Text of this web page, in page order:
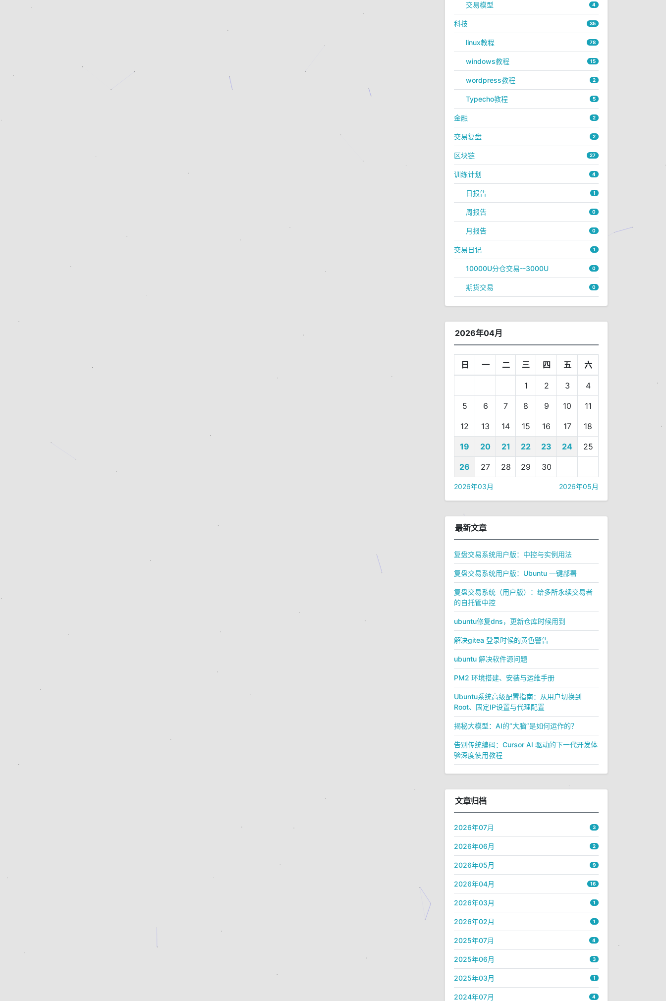
交易模型 4
科技 35
linux教程 78
windows教程 15
wordpress教程 2
Typecho教程 5
金融 2
交易复盘 2
区块链 27
训练计划 4
日报告 1
周报告 0
月报告 0
交易日记 1
10000U分仓交易--3000U 0
期货交易 0
2026年04月
日 一 二 三 四 五 六
1 2 3 4
5 6 7 8 9 10 11
12 13 14 15 16 17 18
19 20 21 22 23 24 25
26 27 28 29 30
2026年03月 2026年05月
最新文章
复盘交易系统用户版：中控与实例用法
复盘交易系统用户版：Ubuntu 一键部署
复盘交易系统（用户版）：给多所永续交易者
的自托管中控
ubuntu修复dns，更新仓库时候用到
解决gitea 登录时候的黄色警告
ubuntu 解决软件源问题
PM2 环境搭建、安装与运维手册
Ubuntu系统高级配置指南：从用户切换到
Root、固定IP设置与代理配置
揭秘大模型：AI的“大脑”是如何运作的？
告别传统编码：Cursor AI 驱动的下一代开发体
验深度使用教程
文章归档
2026年07月 3
2026年06月 2
2026年05月 9
2026年04月 16
2026年03月 1
2026年02月 1
2025年07月 4
2025年06月 3
2025年03月 1
2024年07月 4